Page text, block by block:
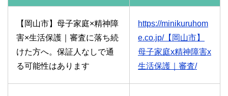
【岡山市】母子家庭×精神障
害×生活保護｜審査に落ち続
けた方へ。保証人なしで通
る可能性はあります
https://minikuruhom
e.co.jp/【岡山市】
母子家庭x精神障害x
生活保護｜審査/